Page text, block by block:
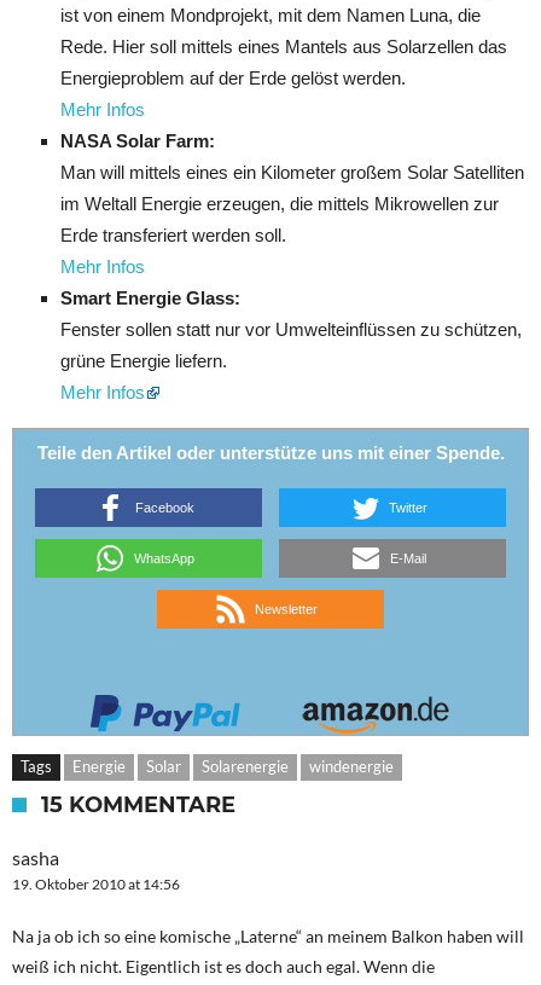
ist von einem Mondprojekt, mit dem Namen Luna, die
Rede. Hier soll mittels eines Mantels aus Solarzellen das
Energieproblem auf der Erde gelöst werden.
Mehr Infos
NASA Solar Farm:
Man will mittels eines ein Kilometer großem Solar Satelliten
im Weltall Energie erzeugen, die mittels Mikrowellen zur
Erde transferiert werden soll.
Mehr Infos
Smart Energie Glass:
Fenster sollen statt nur vor Umwelteinflüssen zu schützen,
grüne Energie liefern.
Mehr Infos
Teile den Artikel oder unterstütze uns mit einer Spende.
Facebook Twitter
WhatsApp E-Mail
Newsletter
Tags Energie Solar Solarenergie windenergie
15 KOMMENTARE
sasha
19. Oktober 2010 at 14:56
Na ja ob ich so eine komische „Laterne“ an meinem Balkon haben will
weiß ich nicht. Eigentlich ist es doch auch egal. Wenn die